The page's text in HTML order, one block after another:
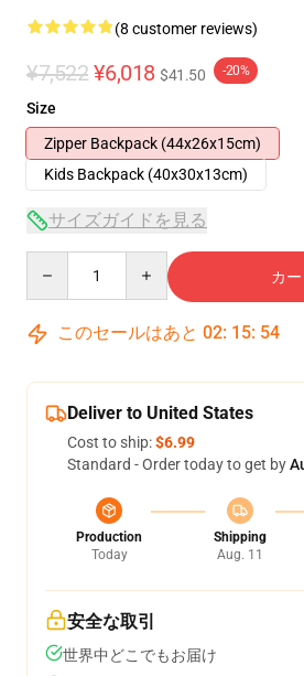
(8 customer reviews)
¥7,522 ¥6,018 $41.50 -20%
Size
Zipper Backpack (44x26x15cm)
Kids Backpack (40x30x13cm)
サイズガイドを見る
カ
このセールはあと 02: 15: 54
Deliver to United States
Cost to ship:$6.99
Standard - Order today to get by
Production
Today
Shipping
Aug. 11
安全な取引
世界中どこでもお届け